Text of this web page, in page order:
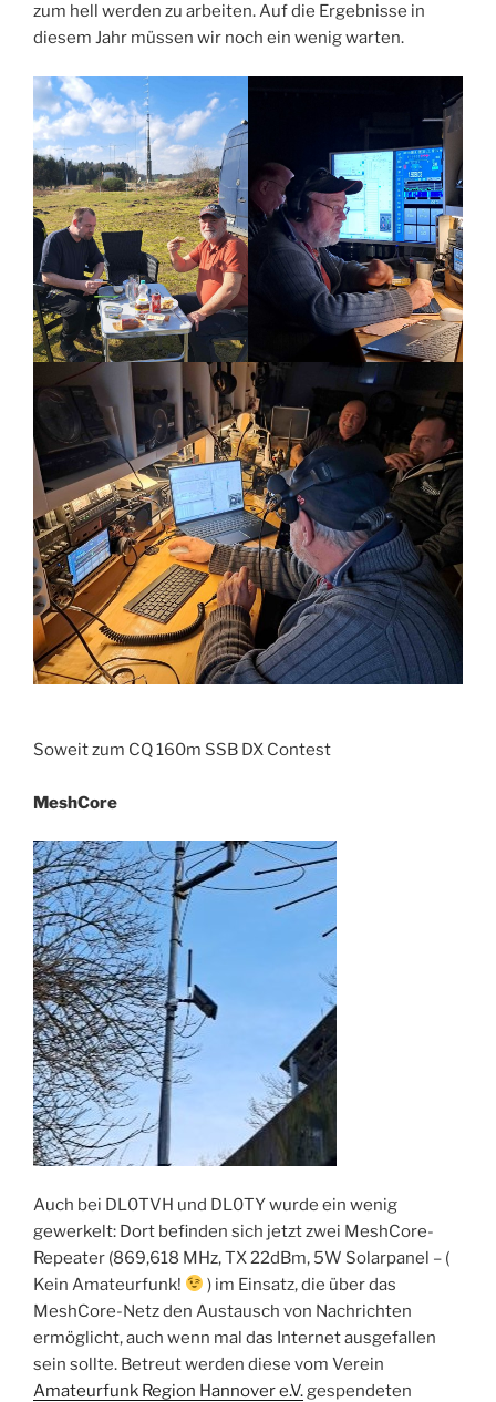
zum hell werden zu arbeiten. Auf die Ergebnisse in
diesem Jahr müssen wir noch ein wenig warten.
Soweit zum CQ 160m SSB DX Contest
MeshCore
Auch bei DL0TVH und DL0TY wurde ein wenig
gewerkelt: Dort befinden sich jetzt zwei MeshCore-
Repeater (869,618 MHz, TX 22dBm, 5W Solarpanel – (
Kein Amateurfunk!
) im Einsatz, die über das
MeshCore-Netz den Austausch von Nachrichten
ermöglicht, auch wenn mal das Internet ausgefallen
sein sollte. Betreut werden diese vom Verein
Amateurfunk Region Hannover e.V.gespendeten